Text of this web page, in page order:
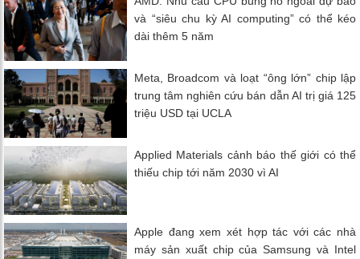
và “siêu chu kỳ AI computing” có thể kéo
dài thêm 5 năm
Meta, Broadcom và loạt “ông lớn” chip lập
trung tâm nghiên cứu bán dẫn AI trị giá 125
triệu USD tại UCLA
Applied Materials cảnh báo thế giới có thể
thiếu chip tới năm 2030 vì AI
Apple đang xem xét hợp tác với các nhà
máy sản xuất chip của Samsung và Intel